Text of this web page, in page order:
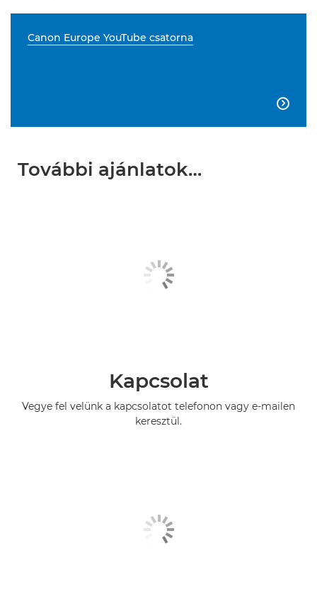
Canon Europe YouTube csatorna

További ajánlatok…
Kapcsolat
Vegye fel velünk a kapcsolatot telefonon vagy e-mailen
keresztül.